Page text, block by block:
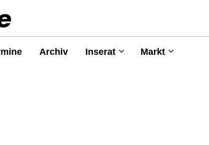
Archiv Inserat Markt